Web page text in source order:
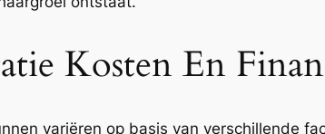
Kosten En
variëren op basis van verschillende